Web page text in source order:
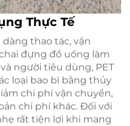
Thực Tế
dàng thao tác, vận
đựng đồ uống làm
người tiêu dùng, PET
loại bao bì bằng thủy
chi phí vận chuyển,
chi phí khác. Đối với
rất tiện lợi khi mang